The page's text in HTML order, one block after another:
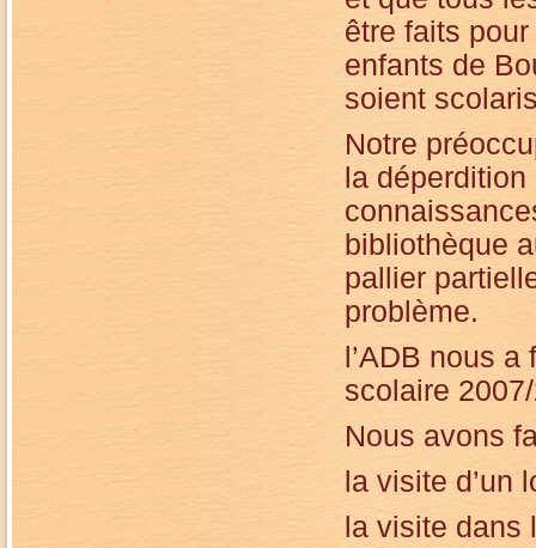
être faits
enfants de
soient
Notre
la déperdition
bibliothèque
pallier
problème.
l’ADB nous
scolaire
Nous avons
la visite d’un
la visite dans